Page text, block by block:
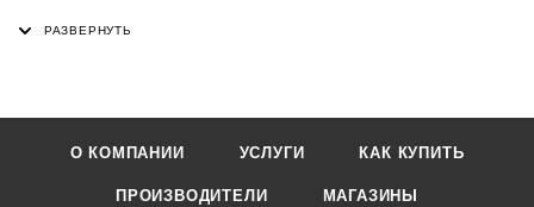
О КОМПАНИИ УСЛУГИ КАК КУПИТЬ
ПРОИЗВОДИТЕЛИ МАГАЗИНЫ